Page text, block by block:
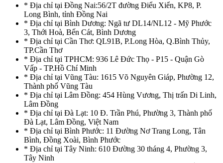
* Địa chỉ tại Đồng Nai:56/2T đường Điểu Xiển, KP8, P.
Long Bình, tỉnh Đồng Nai
* Địa chỉ tại Bình Dương: Ngã tư DL14/NL12 - Mỹ Phước
3, Thới Hoà, Bến Cát, Bình Dương
* Địa chỉ tại Cần Thơ: QL91B, P.Long Hòa, Q.Bình Thủy,
TP.Cần Thơ
* Địa chỉ tại TPHCM: 936 Lê Đức Thọ - P15 - Quận Gò
Vấp - TP.Hồ Chí Minh
* Địa chỉ tại Vũng Tàu: 1615 Võ Nguyên Giáp, Phường 12,
Thành phố Vũng Tàu
* Địa chỉ tại Lâm Đồng: 454 Hùng Vương, Thị trấn Di Linh,
Lâm Đồng
* Địa chỉ tại Đà Lạt: 10 Đ. Trần Phú, Phường 3, Thành phố
Đà Lạt, Lâm Đồng, Việt Nam
* Địa chỉ tại Bình Phước: 11 Đường Nơ Trang Long, Tân
Bình, Đồng Xoài, Bình Phước
* Địa chỉ tại Tây Ninh: 610 Đường 30 tháng 4, Phường 3,
Tây Ninh